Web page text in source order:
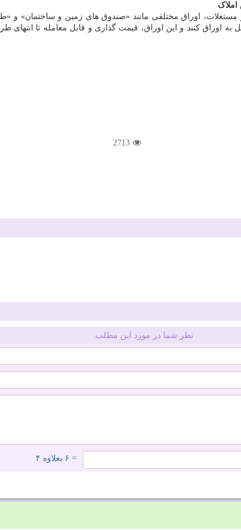
اوراق مختلفی مانند «صندوق های زمین و ساختمان» و
اوراق کنند و این اوراق، قیمت گذاری و قابل معامله تا انتهای
2713
نظر شما در مورد این مطلب
= ۶ بعلاوه ۴